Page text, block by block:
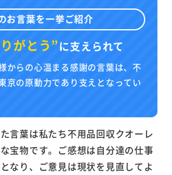
お言葉を一挙ご紹介
がとう”に支えられて
からの心温まる感謝の言葉は、不
京の原動力であり支えとなってい
言葉は私たち不用品回収クオーレ
宝物です。ご感想は自分達の仕事
なり、ご意見は現状を見直してよ